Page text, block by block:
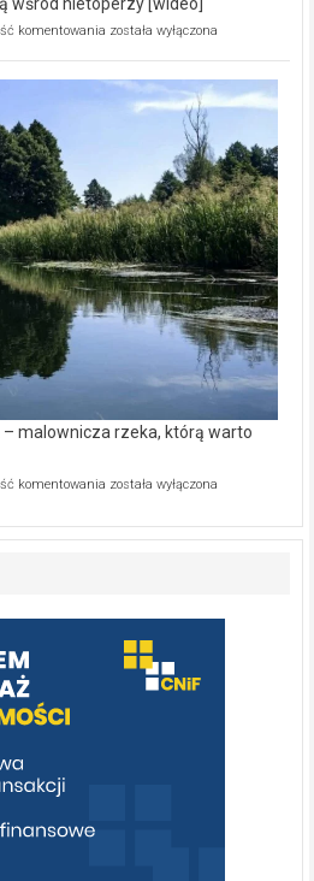
wśród nietoperzy [wideo]
komentowania Ekologiczne
kamerą
wśród
została wyłączona
– malownicza rzeka, którą warto
komentowania Ekologiczne
–
warto
poznać
[fotorelacja]
została wyłączona